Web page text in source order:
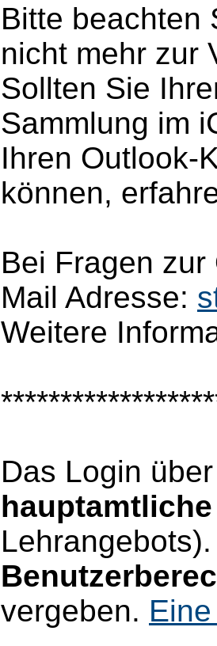
Bitte beachten
nicht mehr zur
Sollten Sie
Sammlung im
Ihren Outlook-
können,
Bei Fragen
Mail Adresse:
Weitere
Das Login
Lehrangebots).
vergeben.